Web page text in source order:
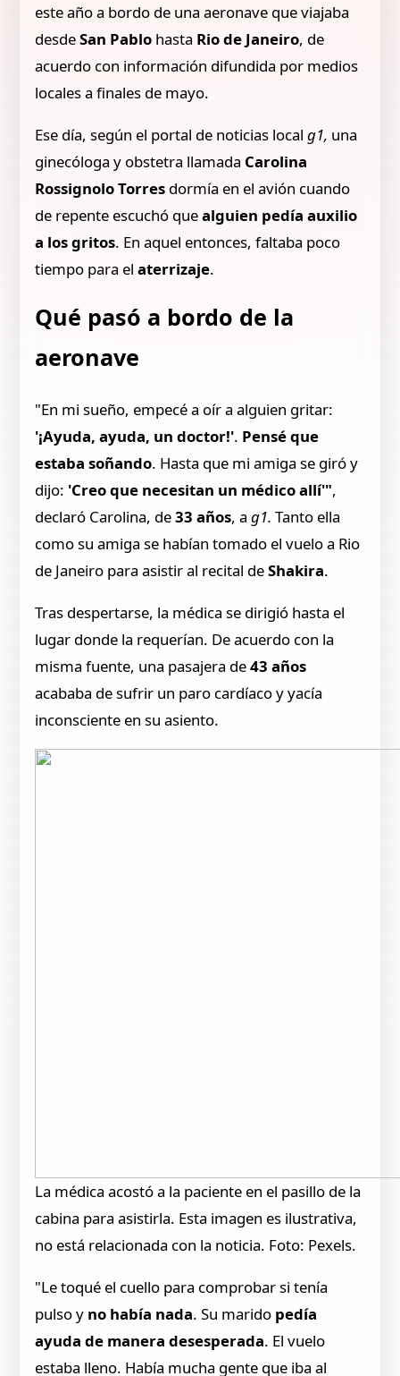
este año a bordo de una aeronave que viajaba
desdeSan Pablo hasta Rio de Janeiro, de
acuerdo con información difundida por medios
locales a finales de mayo.
Ese día, según el portal de noticias localg1, una
ginecóloga y obstetra llamada Carolina
Rossignolo Torres dormía en el avión cuando
de repente escuchó quealguien pedía auxilio
a los gritos. En aquel entonces, faltaba poco
tiempo para elaterrizaje.
Qué pasó a bordo de la
aeronave
"En mi sueño, empecé a oír a alguien gritar:
'¡Ayuda, ayuda, un doctor!'. Pensé que
estaba soñando. Hasta que mi amiga se giró y
dijo: 'Creo que necesitan un médico allí'",
declaró Carolina, de33 años, ag1.Tanto ella
como su amiga se habían tomado el vuelo a Rio
de Janeiro para asistir al recital deShakira.
Tras despertarse, la médica se dirigió hasta el
lugar donde la requerían. De acuerdo con la
misma fuente, una pasajera de43 años
acababa de sufrir un paro cardíaco y yacía
inconsciente en su asiento.
La médica acostó a la paciente en el pasillo de la
cabina para asistirla. Esta imagen es ilustrativa,
no está relacionada con la noticia. Foto: Pexels.
"Le toqué el cuello para comprobar si tenía
pulso y no había nada. Su marido pedía
ayuda de manera desesperada. El vuelo
estaba lleno. Había mucha gente que iba al